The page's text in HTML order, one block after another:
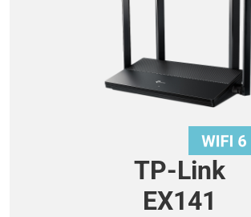
TP-Link
EX141